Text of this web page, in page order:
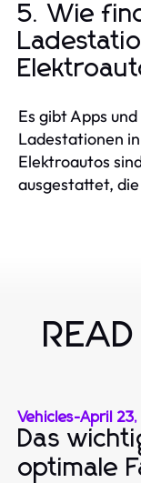
5. Wie
Es gibt Apps
Ladestationen
Elektroautos
ausgestattet,
Vehicles-April
Das
optimale